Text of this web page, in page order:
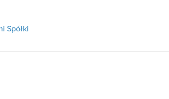
Spółki